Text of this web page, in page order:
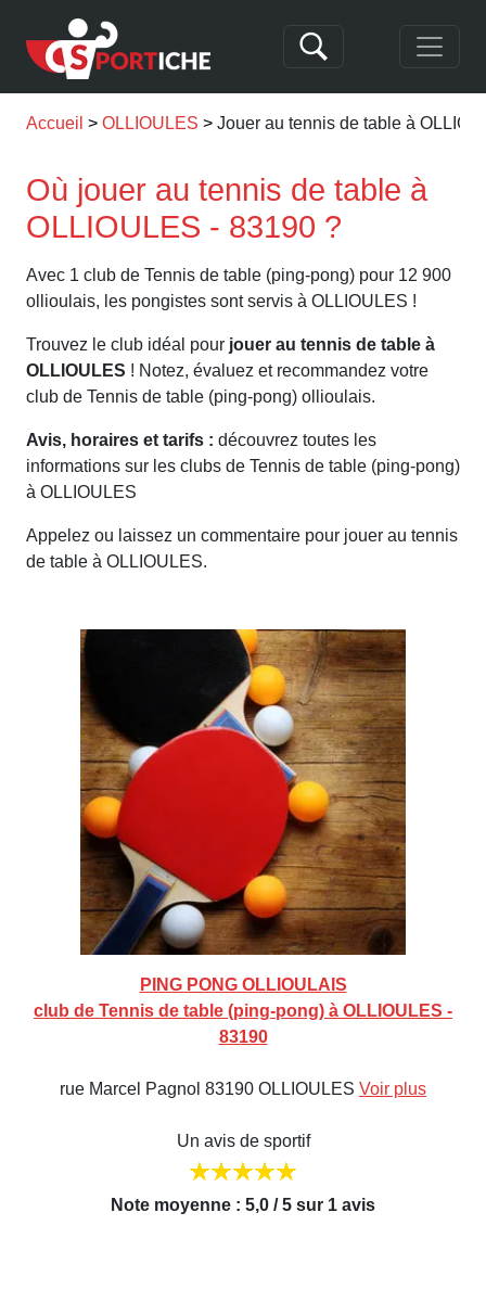
Accueil OLLIOULES Jouer au tennis de table à
Où jouer au tennis de table à
OLLIOULES - 83190 ?
Avec 1 club de Tennis de table (ping-pong) pour 12 900
ollioulais, les pongistes sont servis à OLLIOULES !
Trouvez le club idéal pour jouer au tennis de table à
OLLIOULES ! Notez, évaluez et recommandez votre
club de Tennis de table (ping-pong) ollioulais.
Avis, horaires et tarifs : découvrez toutes les
informations sur les clubs de Tennis de table (ping-pong)
à OLLIOULES
Appelez ou laissez un commentaire pour jouer au tennis
de table à OLLIOULES.
PING PONG OLLIOULAIS
club de Tennis de table (ping-pong) à OLLIOULES -
83190
rue Marcel Pagnol 83190 OLLIOULES Voir plus
Un avis de sportif
Note moyenne : 5,0 / 5 sur 1 avis